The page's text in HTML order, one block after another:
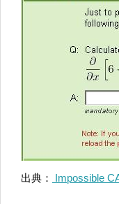
出典： Impossible